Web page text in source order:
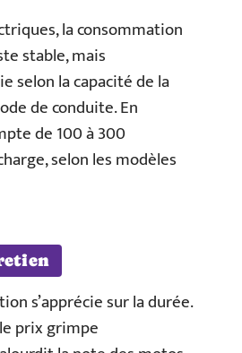
la consommation
stable, mais
selon la capacité de la
de conduite. En
de 100 à 300
selon les modèles
s’apprécie sur la durée.
prix grimpe